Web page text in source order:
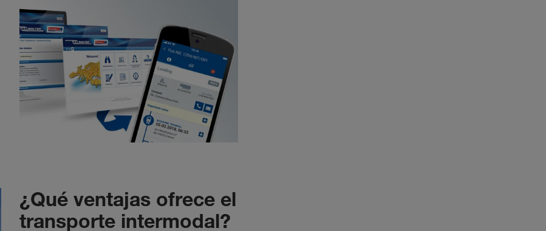
¿Qué ventajas ofrece el
transporte intermodal?